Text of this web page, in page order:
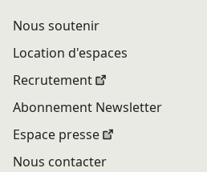
Nous soutenir
Location d'espaces
Recrutement
Abonnement Newsletter
Espace presse
Nous contacter